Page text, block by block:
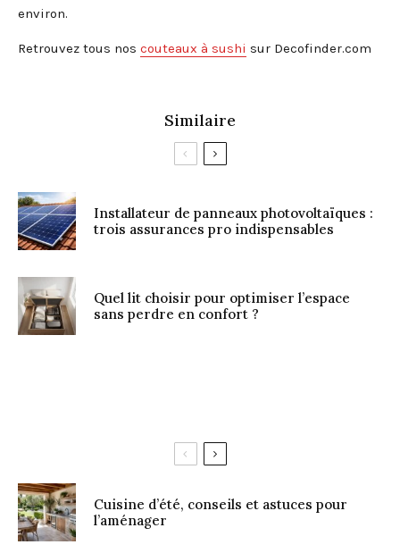
environ.
Retrouvez tous nos couteaux à sushi sur Decofinder.com
Similaire
Installateur de panneaux photovoltaïques :
trois assurances pro indispensables
Quel lit choisir pour optimiser l’espace
sans perdre en confort ?
Cuisine d’été, conseils et astuces pour
l’aménager